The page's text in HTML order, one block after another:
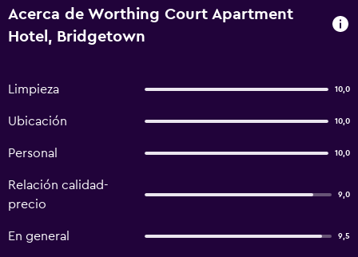
Acerca de Worthing Court Apartment
Hotel, Bridgetown
Limpieza 10,0
Ubicación 10,0
Personal 10,0
Relación calidad-
precio
9,0
En general 9,5